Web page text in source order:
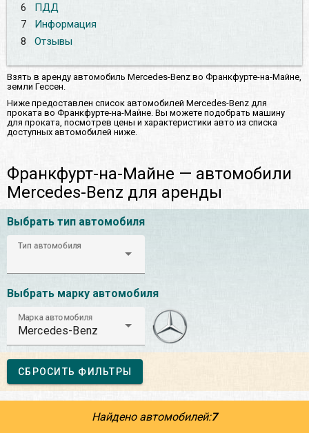
6
ПДД
7
Информация
8
Отзывы
Взять в аренду автомобиль Mercedes-Benz во Франкфурте-на-Майне,
земли Гессен.
Ниже предоставлен список автомобилей Mercedes-Benz для
проката во Франкфурте-на-Майне. Вы можете подобрать машину
для проката, посмотрев цены и характеристики авто из списка
доступных автомобилей ниже.
Франкфурт-на-Майне — автомобили
Mercedes-Benz для аренды
Выбрать тип автомобиля
Тип автомобиля
Выбрать марку автомобиля
Марка автомобиля
Mercedes-Benz
СБРОСИТЬ ФИЛЬТРЫ
Найдено автомобилей:7